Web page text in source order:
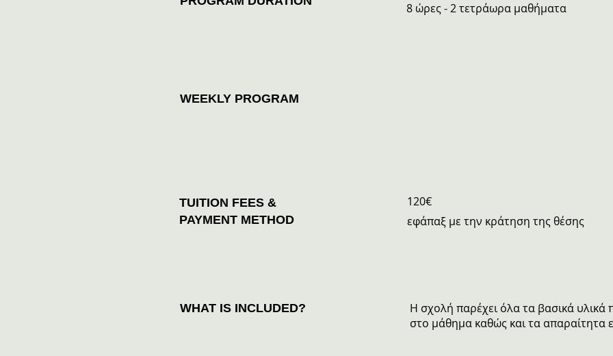
8 ώρες - 2 τετράωρα μαθήματα
WEEKLY PROGRAM
TUITION FEES &
PAYMENT METHOD
120€
εφάπαξ με την κράτηση της θέσης
WHAT IS INCLUDED?
Η σχολή παρέχει όλα τα βασικά υλικά
στο μάθημα καθώς και τα απαραίτητα